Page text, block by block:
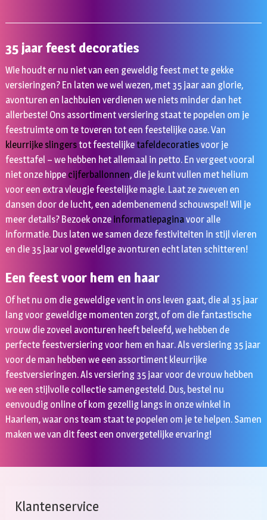
35 jaar feest decoraties
Wie houdt er nu niet van een geweldig feest met te gekke
versieringen? En laten we wel wezen, met 35 jaar aan glorie,
avonturen en lachbuien verdienen we niets minder dan het
allerbeste! Ons assortiment versiering staat te popelen om je
feestruimte om te toveren tot een feestelijke oase. Van
kleurrijke slingerstot feestelijketafeldecoratiesvoor je
feesttafel – we hebben het allemaal in petto. En vergeet vooral
niet onze hippe cijferballonnen, die je kunt vullen met helium
voor een extra vleugje feestelijke magie. Laat ze zweven en
dansen door de lucht, een adembenemend schouwspel! Wil je
meer details? Bezoek onze informatiepaginavoor alle
informatie. Dus laten we samen deze festiviteiten in stijl vieren
en die 35 jaar vol geweldige avonturen echt laten schitteren!
Een feest voor hem en haar
Of het nu om die geweldige vent in ons leven gaat, die al 35 jaar
lang voor geweldige momenten zorgt, of om die fantastische
vrouw die zoveel avonturen heeft beleefd, we hebben de
perfecte feestversiering voor hem en haar. Als versiering 35 jaar
voor de man hebben we een assortiment kleurrijke
feestversieringen. Als versiering 35 jaar voor de vrouw hebben
we een stijlvolle collectie samengesteld. Dus, bestel nu
eenvoudig online of kom gezellig langs in onze winkel in
Haarlem, waar ons team staat te popelen om je te helpen. Samen
maken we van dit feest een onvergetelijke ervaring!
Klantenservice